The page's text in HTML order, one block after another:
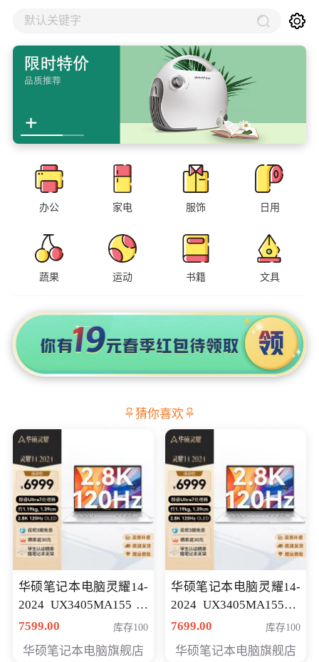
默认关键字
办公 家电 服饰 日用
蔬果 运动 书籍 文具
猜你喜欢
华硕笔记本电脑灵耀14-
2024 UX3405MA155冰
川银 oled 智慧轻薄本 会
7599.00 库存100
华硕笔记本电脑旗舰店
华硕笔记本电脑灵耀14-
2024 UX3405MA155夜
空蓝 oled 智慧轻薄本 会
7699.00 库存100
华硕笔记本电脑旗舰店